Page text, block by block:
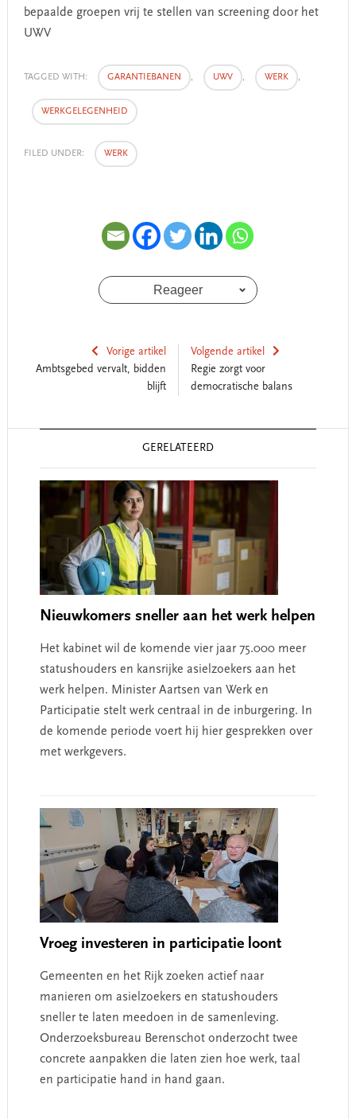
bepaalde groepen vrij te stellen van screening door het
UWV
TAGGED WITH: GARANTIEBANEN , UWV , WERK ,
WERKGELEGENHEID
FILED UNDER: WERK
Reageer
Vorige artikel
Ambtsgebed vervalt, bidden
blijft
Volgende artikel
Regie zorgt voor
democratische balans
GERELATEERD
Nieuwkomers sneller aan het werk helpen
Het kabinet wil de komende vier jaar 75.000 meer
statushouders en kansrijke asielzoekers aan het
werk helpen. Minister Aartsen van Werk en
Participatie stelt werk centraal in de inburgering. In
de komende periode voert hij hier gesprekken over
met werkgevers.
Vroeg investeren in participatie loont
Gemeenten en het Rijk zoeken actief naar
manieren om asielzoekers en statushouders
sneller te laten meedoen in de samenleving.
Onderzoeksbureau Berenschot onderzocht twee
concrete aanpakken die laten zien hoe werk, taal
en participatie hand in hand gaan.